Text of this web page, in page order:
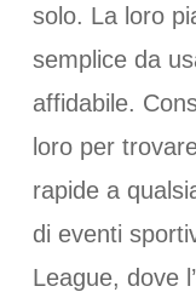
solo. La loro
semplice da
affidabile.
loro per
rapide a
di eventi
League, dove